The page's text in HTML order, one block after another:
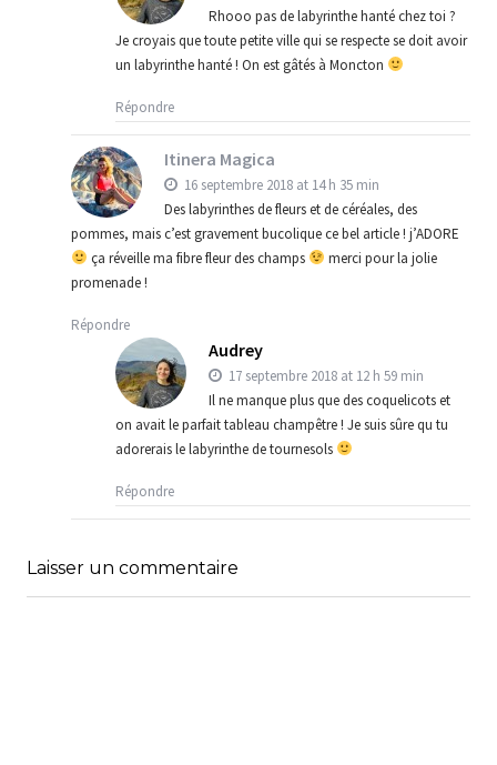
Rhooo pas de labyrinthe hanté chez toi ?
Je croyais que toute petite ville qui se respecte se doit avoir
un labyrinthe hanté ! On est gâtés à Moncton
Répondre
Itinera Magica
16 septembre 2018 at 14 h 35 min
Des labyrinthes de fleurs et de céréales, des
pommes, mais c’est gravement bucolique ce bel article ! j’ADORE
ça réveille ma fibre fleur des champs
merci pour la jolie
promenade !
Répondre
Audrey
17 septembre 2018 at 12 h 59 min
Il ne manque plus que des coquelicots et
on avait le parfait tableau champêtre ! Je suis sûre qu tu
adorerais le labyrinthe de tournesols
Répondre
Laisser un commentaire